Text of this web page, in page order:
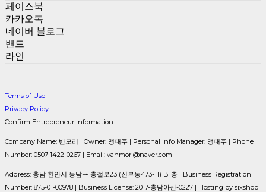
페이스북
카카오톡
네이버 블로그
밴드
라인
Terms of Use
Privacy Policy
Confirm Entrepreneur Information
Company Name: 반모리 | Owner: 맹대주 | Personal Info Manager: 맹대주 | Phone
Number: 0507-1422-0267 | Email: vanmori@naver.com
Address: 충남 천안시 동남구 충절로23 (신부동473-11) B1층 | Business Registration
Number: 875-01-00978 | Business License: 2017-충남아산-0227 | Hosting by sixshop